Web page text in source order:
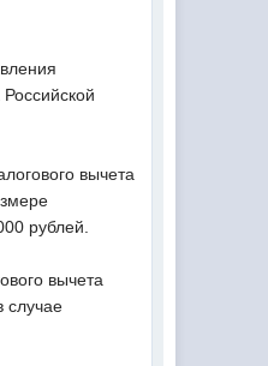
вычета
рублей.
вычета
случае